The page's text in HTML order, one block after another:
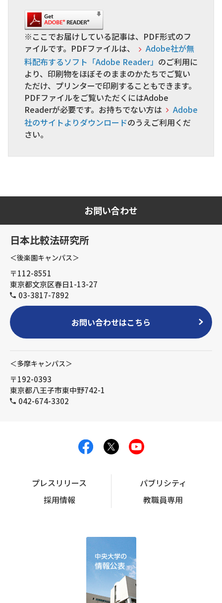
※ここでお届けしている記事は、PDF形式のフ
ァイルです。PDFファイルは、
Adobe社が無
料配布するソフト「Adobe Reader」 のご利用に
より、印刷物をほぼそのままのかたちでご覧い
ただけ、プリンターで印刷することもできます。
PDFファイルをご覧いただくにはAdobe
Readerが必要です。お持ちでない方は
Adobe
社のサイトよりダウンロードのうえご利用くだ
さい。
お問い合わせ
日本比較法研究所
＜後楽園キャンパス＞
〒112-8551
東京都文京区春日1-13-27
03-3817-7892
お問い合わせはこちら
＜多摩キャンパス＞
〒192-0393
東京都八王子市東中野742-1
042-674-3302
プレスリリース
パブリシティ
採用情報
教職員専用